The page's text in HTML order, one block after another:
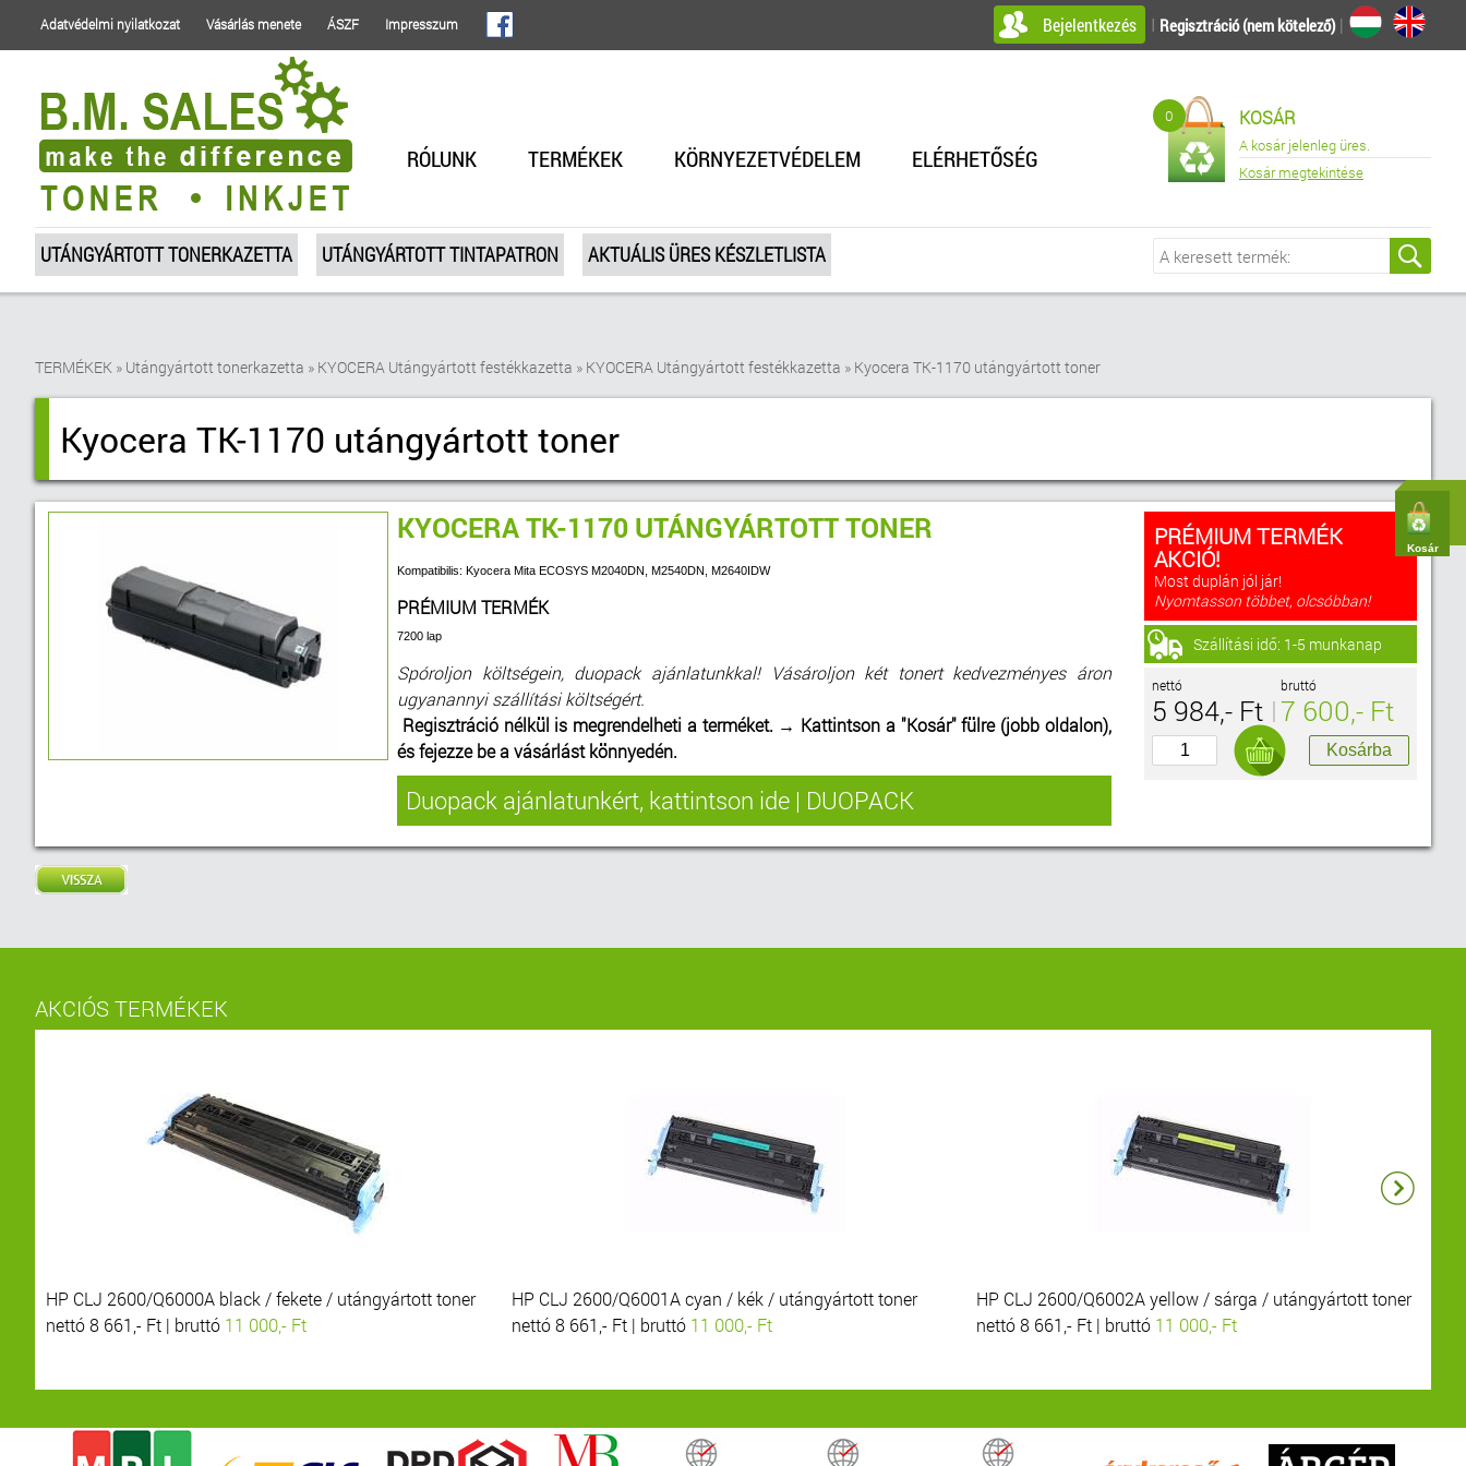
Kosár
Adatvédelmi nyilatkozat Vásárlás menete ÁSZF Impresszum Bejelentkezés I Regisztráció (nem kötelező)|
RÓLUNK TERMÉKEK KÖRNYEZETVÉDELEM ELÉRHETŐSÉG
0 KOSÁR
A kosár jelenleg üres.
Kosár megtekintése
UTÁNGYÁRTOTT TONERKAZETTA UTÁNGYÁRTOTT TINTAPATRON AKTUÁLIS ÜRES KÉSZLETLISTA
TERMÉKEK » Utángyártott tonerkazetta » KYOCERA Utángyártott festékkazetta » KYOCERA Utángyártott festékkazetta » Kyocera TK-1170 utángyártott toner
Kyocera TK-1170 utángyártott toner
KYOCERA TK-1170 UTÁNGYÁRTOTT TONER
Kompatibilis: Kyocera Mita ECOSYS M2040DN, M2540DN, M2640IDW
PRÉMIUM TERMÉK
7200 lap
Spóroljon költségein, duopack ajánlatunkkal! Vásároljon két tonert kedvezményes áron
ugyanannyi szállítási költségért.
Regisztráció nélkül is megrendelheti a terméket. → Kattintson a "Kosár" fülre (jobb oldalon),
és fejezze be a vásárlást könnyedén.
Duopack ajánlatunkért, kattintson ide | DUOPACK
PRÉMIUM TERMÉK
AKCIÓ!
Most duplán jól jár!
Nyomtasson többet, olcsóbban!
Szállítási idő: 1-5 munkanap
nettó
5 984,- Ft
bruttó
7 600,- Ft
AKCIÓS TERMÉKEK
HP CLJ 2600/Q6000A black / fekete / utángyártott toner
nettó 8 661,- Ft | bruttó 11 000,- Ft
HP CLJ 2600/Q6001A cyan / kék / utángyártott toner
nettó 8 661,- Ft | bruttó 11 000,- Ft
HP CLJ 2600/Q6002A yellow / sárga / utángyártott toner
nettó 8 661,- Ft | bruttó 11 000,- Ft